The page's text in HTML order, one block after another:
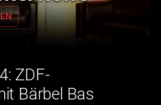
ZDF-
Bärbel Bas